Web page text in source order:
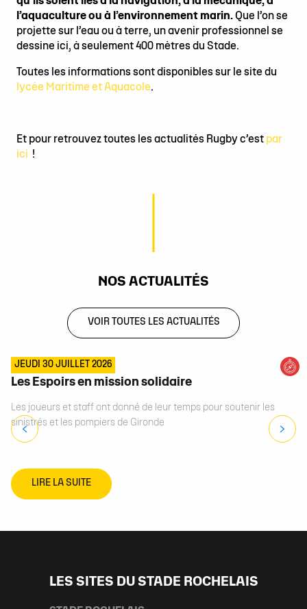
l’aquaculture ou à l’environnement marin. Que l’on se
projette sur l’eau ou à terre, un avenir professionnel se
dessine ici, à seulement 400 mètres du Stade.
Toutes les informations sont disponibles sur le site du
lycée Maritime et Aquacole.
Et pour retrouvez toutes les actualités Rugby c’est par
ici
!
NOS ACTUALITÉS
VOIR TOUTES LES ACTUALITÉS
JEUDI 30 JUILLET 2026
Les Espoirs en mission solidaire
Les joueurs et staff ont donné de leur temps pour soutenir les
sinistrés et les pompiers de Gironde
LIRE LA SUITE
LES SITES DU STADE ROCHELAIS